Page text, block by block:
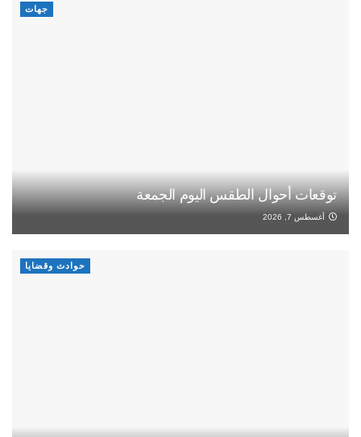
جهات
توقعات أحوال الطقس اليوم الجمعة
أغسطس 7, 2026
حوادث وقضايا